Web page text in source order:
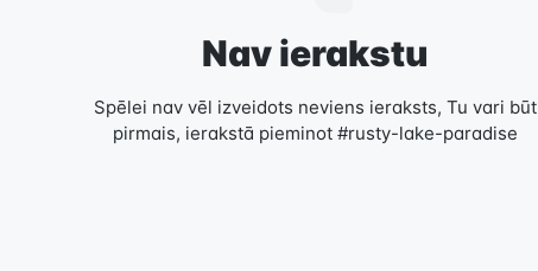
Nav ierakstu
Spēlei nav vēl izveidots neviens ieraksts, Tu vari būt
pirmais, ierakstā pieminot #rusty-lake-paradise